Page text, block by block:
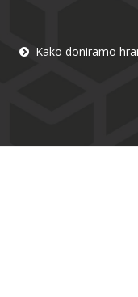
Kako doniramo